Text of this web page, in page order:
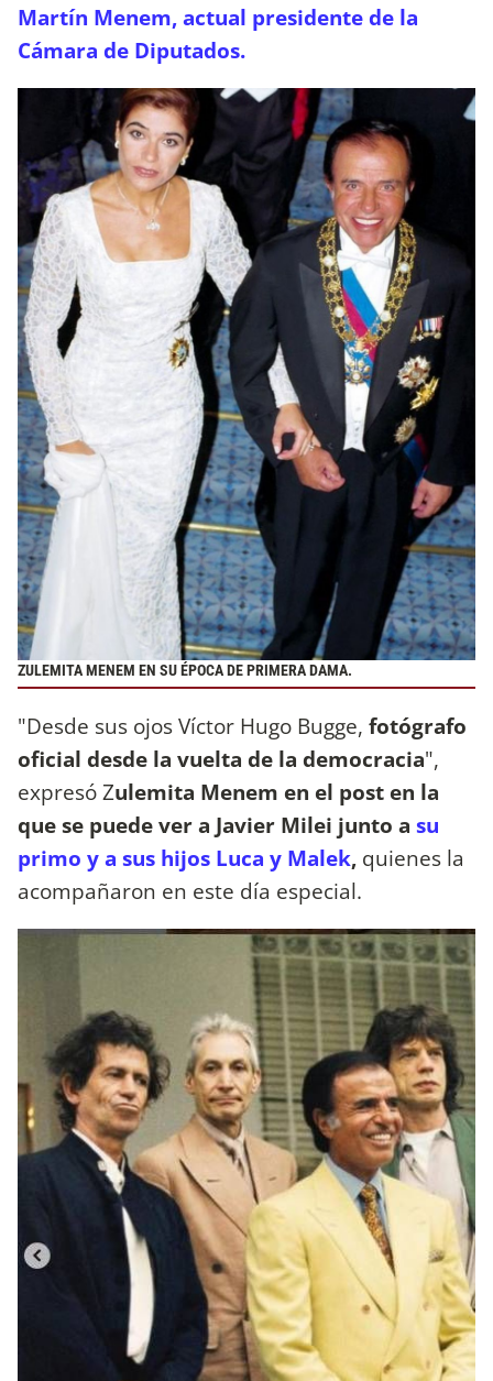
Martín Menem, actual presidente de la
Cámara de Diputados.
ZULEMITA MENEM EN SU ÉPOCA DE PRIMERA DAMA.
"Desde sus ojos Víctor Hugo Bugge, fotógrafo
oficial desde la vuelta de la democracia",
expresó Zulemita Menem en el post en la
que se puede ver a Javier Milei junto a su
primo y a sus hijos Luca y Malek, quienes la
acompañaron en este día especial.